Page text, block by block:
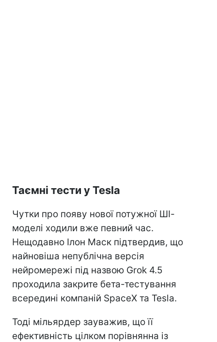
Таємні тести у Tesla
Чутки про появу нової потужної ШІ-
моделі ходили вже певний час.
Нещодавно Ілон Маск підтвердив, що
найновіша непублічна версія
нейромережі під назвою Grok 4.5
проходила закрите бета-тестування
всередині компаній SpaceX та Tesla.
Тоді мільярдер зауважив, що її
ефективність цілком порівнянна із